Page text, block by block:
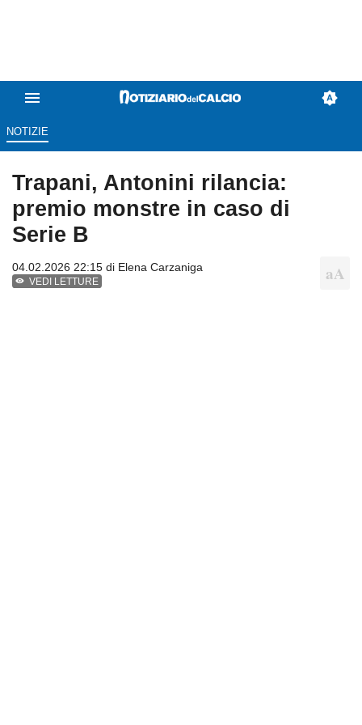
NOTIZIE
Trapani, Antonini rilancia:
premio monstre in caso di
Serie B
04.02.2026 22:15 di Elena Carzaniga
VEDI LETTURE